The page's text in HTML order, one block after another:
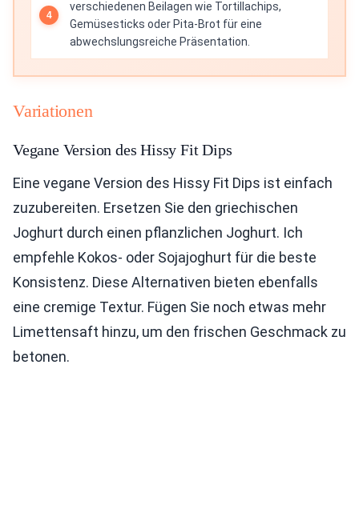
verschiedenen Beilagen wie Tortillachips,
Gemüsesticks oder Pita-Brot für eine
abwechslungsreiche Präsentation.
Variationen
Vegane Version des Hissy Fit Dips
Eine vegane Version des Hissy Fit Dips ist einfach
zuzubereiten. Ersetzen Sie den griechischen
Joghurt durch einen pflanzlichen Joghurt. Ich
empfehle Kokos- oder Sojajoghurt für die beste
Konsistenz. Diese Alternativen bieten ebenfalls
eine cremige Textur. Fügen Sie noch etwas mehr
Limettensaft hinzu, um den frischen Geschmack zu
betonen.